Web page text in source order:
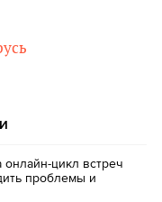
онлайн-цикл встреч
проблемы и